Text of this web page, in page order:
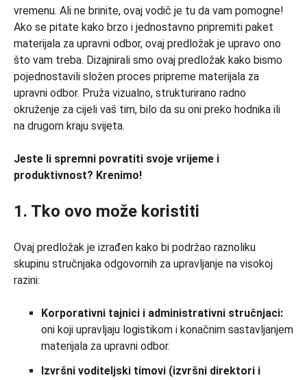
vremenu. Ali ne brinite, ovaj vodič je tu da vam pomogne!
Ako se pitate kako brzo i jednostavno pripremiti paket
materijala za upravni odbor, ovaj predložak je upravo ono
što vam treba. Dizajnirali smo ovaj predložak kako bismo
pojednostavili složen proces pripreme materijala za
upravni odbor. Pruža vizualno, strukturirano radno
okruženje za cijeli vaš tim, bilo da su oni preko hodnika ili
na drugom kraju svijeta.
Jeste li spremni povratiti svoje vrijeme i
produktivnost? Krenimo!
1. Tko ovo može koristiti
Ovaj predložak je izrađen kako bi podržao raznoliku
skupinu stručnjaka odgovornih za upravljanje na visokoj
razini:
Korporativni tajnici i administrativni stručnjaci:
oni koji upravljaju logistikom i konačnim sastavljanjem
materijala za upravni odbor.
Izvršni voditeljski timovi (izvršni direktori i